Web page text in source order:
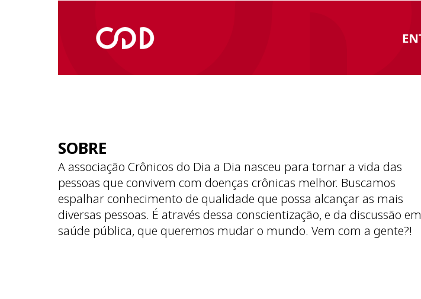
SOBRE
A associação Crônicos do Dia a Dia nasceu para tornar a vida das
pessoas que convivem com doenças crônicas melhor. Buscamos
espalhar conhecimento de qualidade que possa alcançar as mais
diversas pessoas. É através dessa conscientização, e da discussão em
saúde pública, que queremos mudar o mundo. Vem com a gente?!